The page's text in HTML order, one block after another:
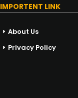
IMPORTENT LINK
About Us
Privacy Policy